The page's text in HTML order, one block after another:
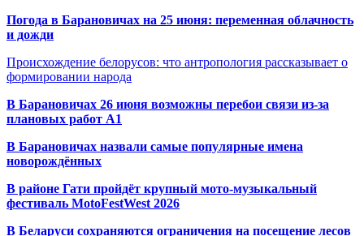
Погода в Барановичах на 25 июня: переменная облачность
и дожди
Происхождение белорусов: что антропология рассказывает о
формировании народа
В Барановичах 26 июня возможны перебои связи из-за
плановых работ A1
В Барановичах назвали самые популярные имена
новорождённых
В районе Гати пройдёт крупный мото-музыкальный
фестиваль MotoFestWest 2026
В Беларуси сохраняются ограничения на посещение лесов